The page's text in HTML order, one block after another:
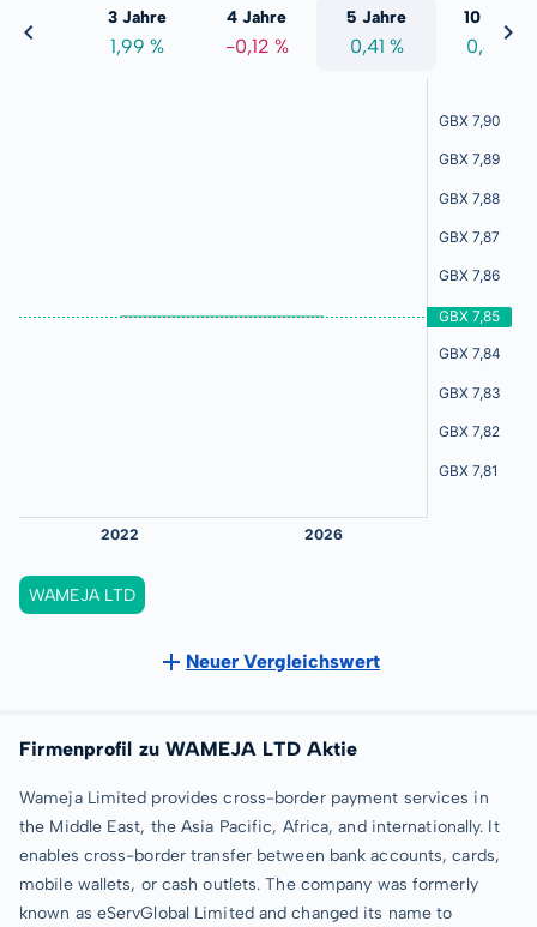
%
3 Jahre
1,99 %
4 Jahre
-0,12 %
5 Jahre
0,41 %
10 Jahre
0,48 %
WAMEJA LTD
Neuer Vergleichswert
Firmenprofil zu WAMEJA LTD Aktie
Wameja Limited provides cross-border payment services in
the Middle East, the Asia Pacific, Africa, and internationally. It
enables cross-border transfer between bank accounts, cards,
mobile wallets, or cash outlets. The company was formerly
known as eServGlobal Limited and changed its name to